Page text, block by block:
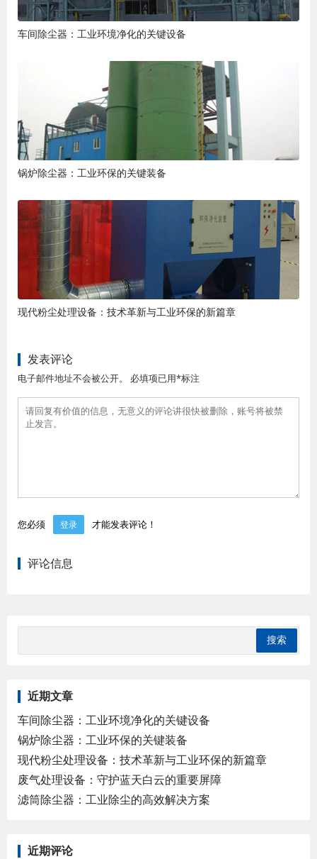
车间除尘器：工业环境净化的关键设备
锅炉除尘器：工业环保的关键装备
现代粉尘处理设备：技术革新与工业环保的新篇章
发表评论
电子邮件地址不会被公开。 必填项已用*标注
您必须 登录 才能发表评论！
评论信息
近期文章
车间除尘器：工业环境净化的关键设备
锅炉除尘器：工业环保的关键装备
现代粉尘处理设备：技术革新与工业环保的新篇章
废气处理设备：守护蓝天白云的重要屏障
滤筒除尘器：工业除尘的高效解决方案
近期评论